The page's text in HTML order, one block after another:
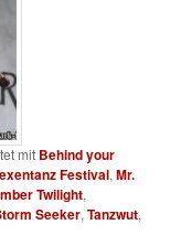
mit Behind your
Festival,Mr.
Twilight,
Seeker,Tanzwut,